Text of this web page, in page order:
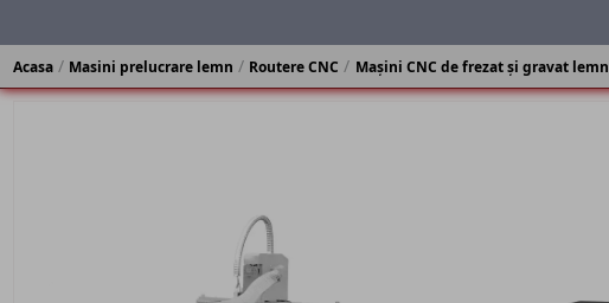
Acasa Masini prelucrare lemn Routere CNC Mașini CNC de frezat și gravat lemn